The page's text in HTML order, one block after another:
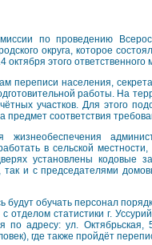
по проведению
округа, которое
октября этого
переписи населения,
работы. На
участков. Для этого
предмет соответствия
жизнеобеспечения
в сельской
установлены кодовые
и с председателями
будут обучать персонал
отделом статистики г.
по адресу: ул.
где также пройдёт